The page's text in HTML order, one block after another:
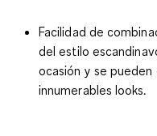
Facilidad de
del estilo
ocasión y se
innumerables looks.